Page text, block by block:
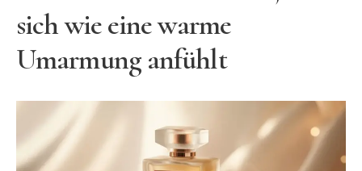
sich wie eine warme
Umarmung anfühlt